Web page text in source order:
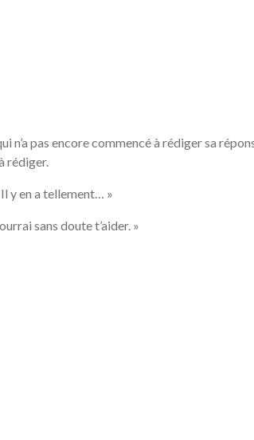
pas encore commencé à rédiger sa
rédiger.
y en a tellement… »
sans doute t’aider. »